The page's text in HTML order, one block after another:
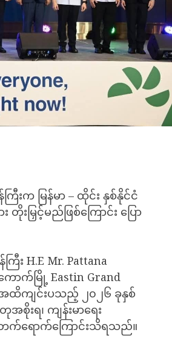
ြီးက မြန်မာ – ထိုင်း နှစ်နိုင်ငံ
တိုးမြှင့်မည်ဖြစ်ကြောင်း ပြော
ြီး H.E Mr. Pattana
ာက်မြို့ Eastin Grand
အထိကျင်းပသည့် ၂၀၂၆ ခုနှစ်
စိုးရ၊ ကျန်းမာရေး
တက်ရောက်ကြောင်းသိရသည်။